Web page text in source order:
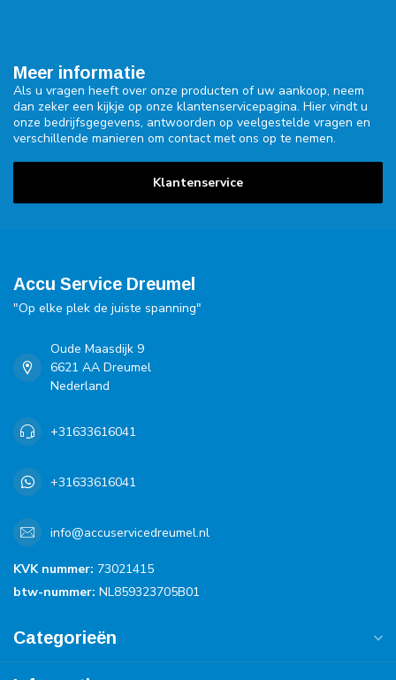
Meer informatie
Als u vragen heeft over onze producten of uw aankoop, neem
dan zeker een kijkje op onze klantenservicepagina. Hier vindt u
onze bedrijfsgegevens, antwoorden op veelgestelde vragen en
verschillende manieren om contact met ons op te nemen.
Klantenservice
Accu Service Dreumel
"Op elke plek de juiste spanning"
Oude Maasdijk 9
6621 AA Dreumel
Nederland
+31633616041
+31633616041
info@accuservicedreumel.nl
KVK nummer: 73021415
btw-nummer: NL859323705B01
Categorieën